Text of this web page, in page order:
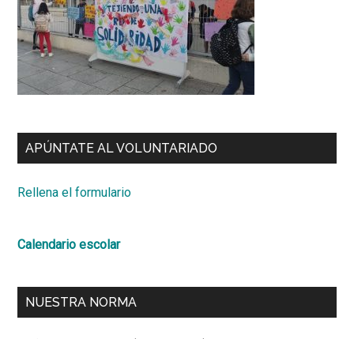
APÚNTATE AL VOLUNTARIADO
Rellena el formulario
Calendario escolar
NUESTRA NORMA